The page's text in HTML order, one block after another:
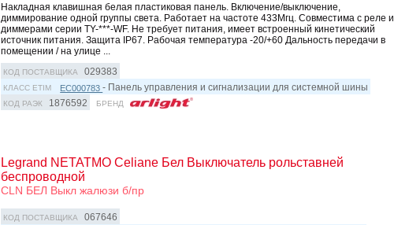
Накладная клавишная белая пластиковая панель. Включение/выключение,
диммирование одной группы света. Работает на частоте 433Мгц. Совместима с реле и
диммерами серии TY-***-WF. Не требует питания, имеет встроенный кинетический
источник питания. Защита IP67. Рабочая температура -20/+60 Дальность передачи в
помещении / на улице ...
КОД ПОСТАВЩИКА 029383
КЛАСС ETIM EC000783- Панель управления и сигнализации для системной шины
КОД РАЭК 1876592 БРЕНД
Legrand NETATMO Celiane Бел Выключатель рольставней
беспроводной
CLN БЕЛ Выкл жалюзи б/пр
КОД ПОСТАВЩИКА 067646